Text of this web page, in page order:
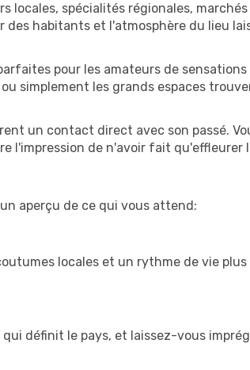
locales, spécialités régionales,
habitants et l'atmosphère du lieu
pour les amateurs de
simplement les grands espaces
un contact direct avec son passé.
l'impression de n'avoir fait qu'effleurer
aperçu de ce qui vous attend:
locales et un rythme de vie
définit le pays, et laissez-vous